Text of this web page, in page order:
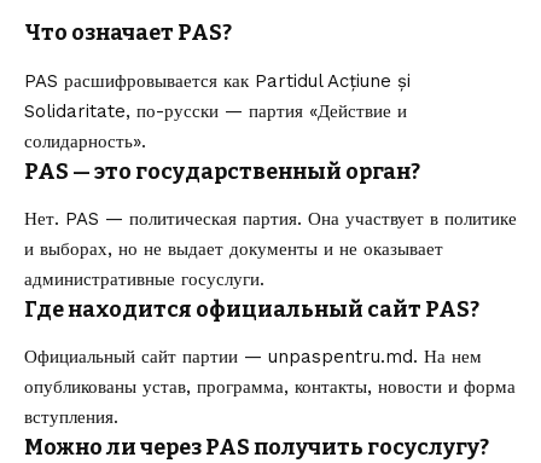
Что означает PAS?
PAS расшифровывается как Partidul Acțiune și
Solidaritate, по-русски — партия «Действие и
солидарность».
PAS — это государственный орган?
Нет. PAS — политическая партия. Она участвует в политике
и выборах, но не выдает документы и не оказывает
административные госуслуги.
Где находится официальный сайт PAS?
Официальный сайт партии — unpaspentru.md. На нем
опубликованы устав, программа, контакты, новости и форма
вступления.
Можно ли через PAS получить госуслугу?